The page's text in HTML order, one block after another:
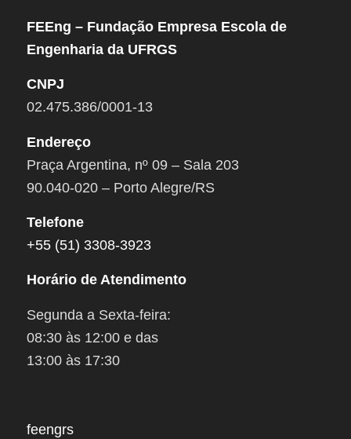
FEEng – Fundação Empresa Escola de
Engenharia da UFRGS
CNPJ
02.475.386/0001-13
Endereço
Praça Argentina, nº 09 – Sala 203
90.040-020 – Porto Alegre/RS
Telefone
+55 (51) 3308-3923
Horário de Atendimento
Segunda a Sexta-feira:
08:30 às 12:00 e das
13:00 às 17:30
feengrs